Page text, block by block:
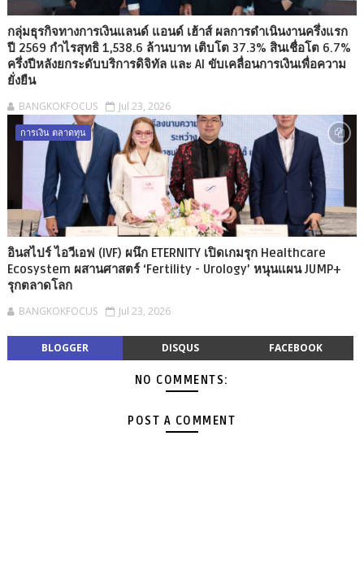
กลุ่มธุรกิจทางการเงินแลนด์ แอนด์ เฮ้าส์ ผลการดำเนินงานครึ่งแรก
ปี 2569 กำไรสุทธิ 1,538.6 ล้านบาท เติบโต 37.3% สินเชื่อโต 6.7%
ครึ่งปีหลังยกระดับบริการดิจิทัล และ AI ขับเคลื่อนการเงินเพื่อความ
ยั่งยืน
BANGKOKFOCUS Jul 23, 2026
การเงิน ตลาดทุน
อินสไปร์ ไอวีเอฟ (IVF) ผนึก ETERNITY เปิดเกมรุก Healthcare
Ecosystem ผสานศาสตร์ ‘Fertility - Urology’ หนุนแผน JUMP+
รุกตลาดโลก
BANGKOKFOCUS Jul 23, 2026
BLOGGER DISQUS FACEBOOK
NO COMMENTS:
POST A COMMENT